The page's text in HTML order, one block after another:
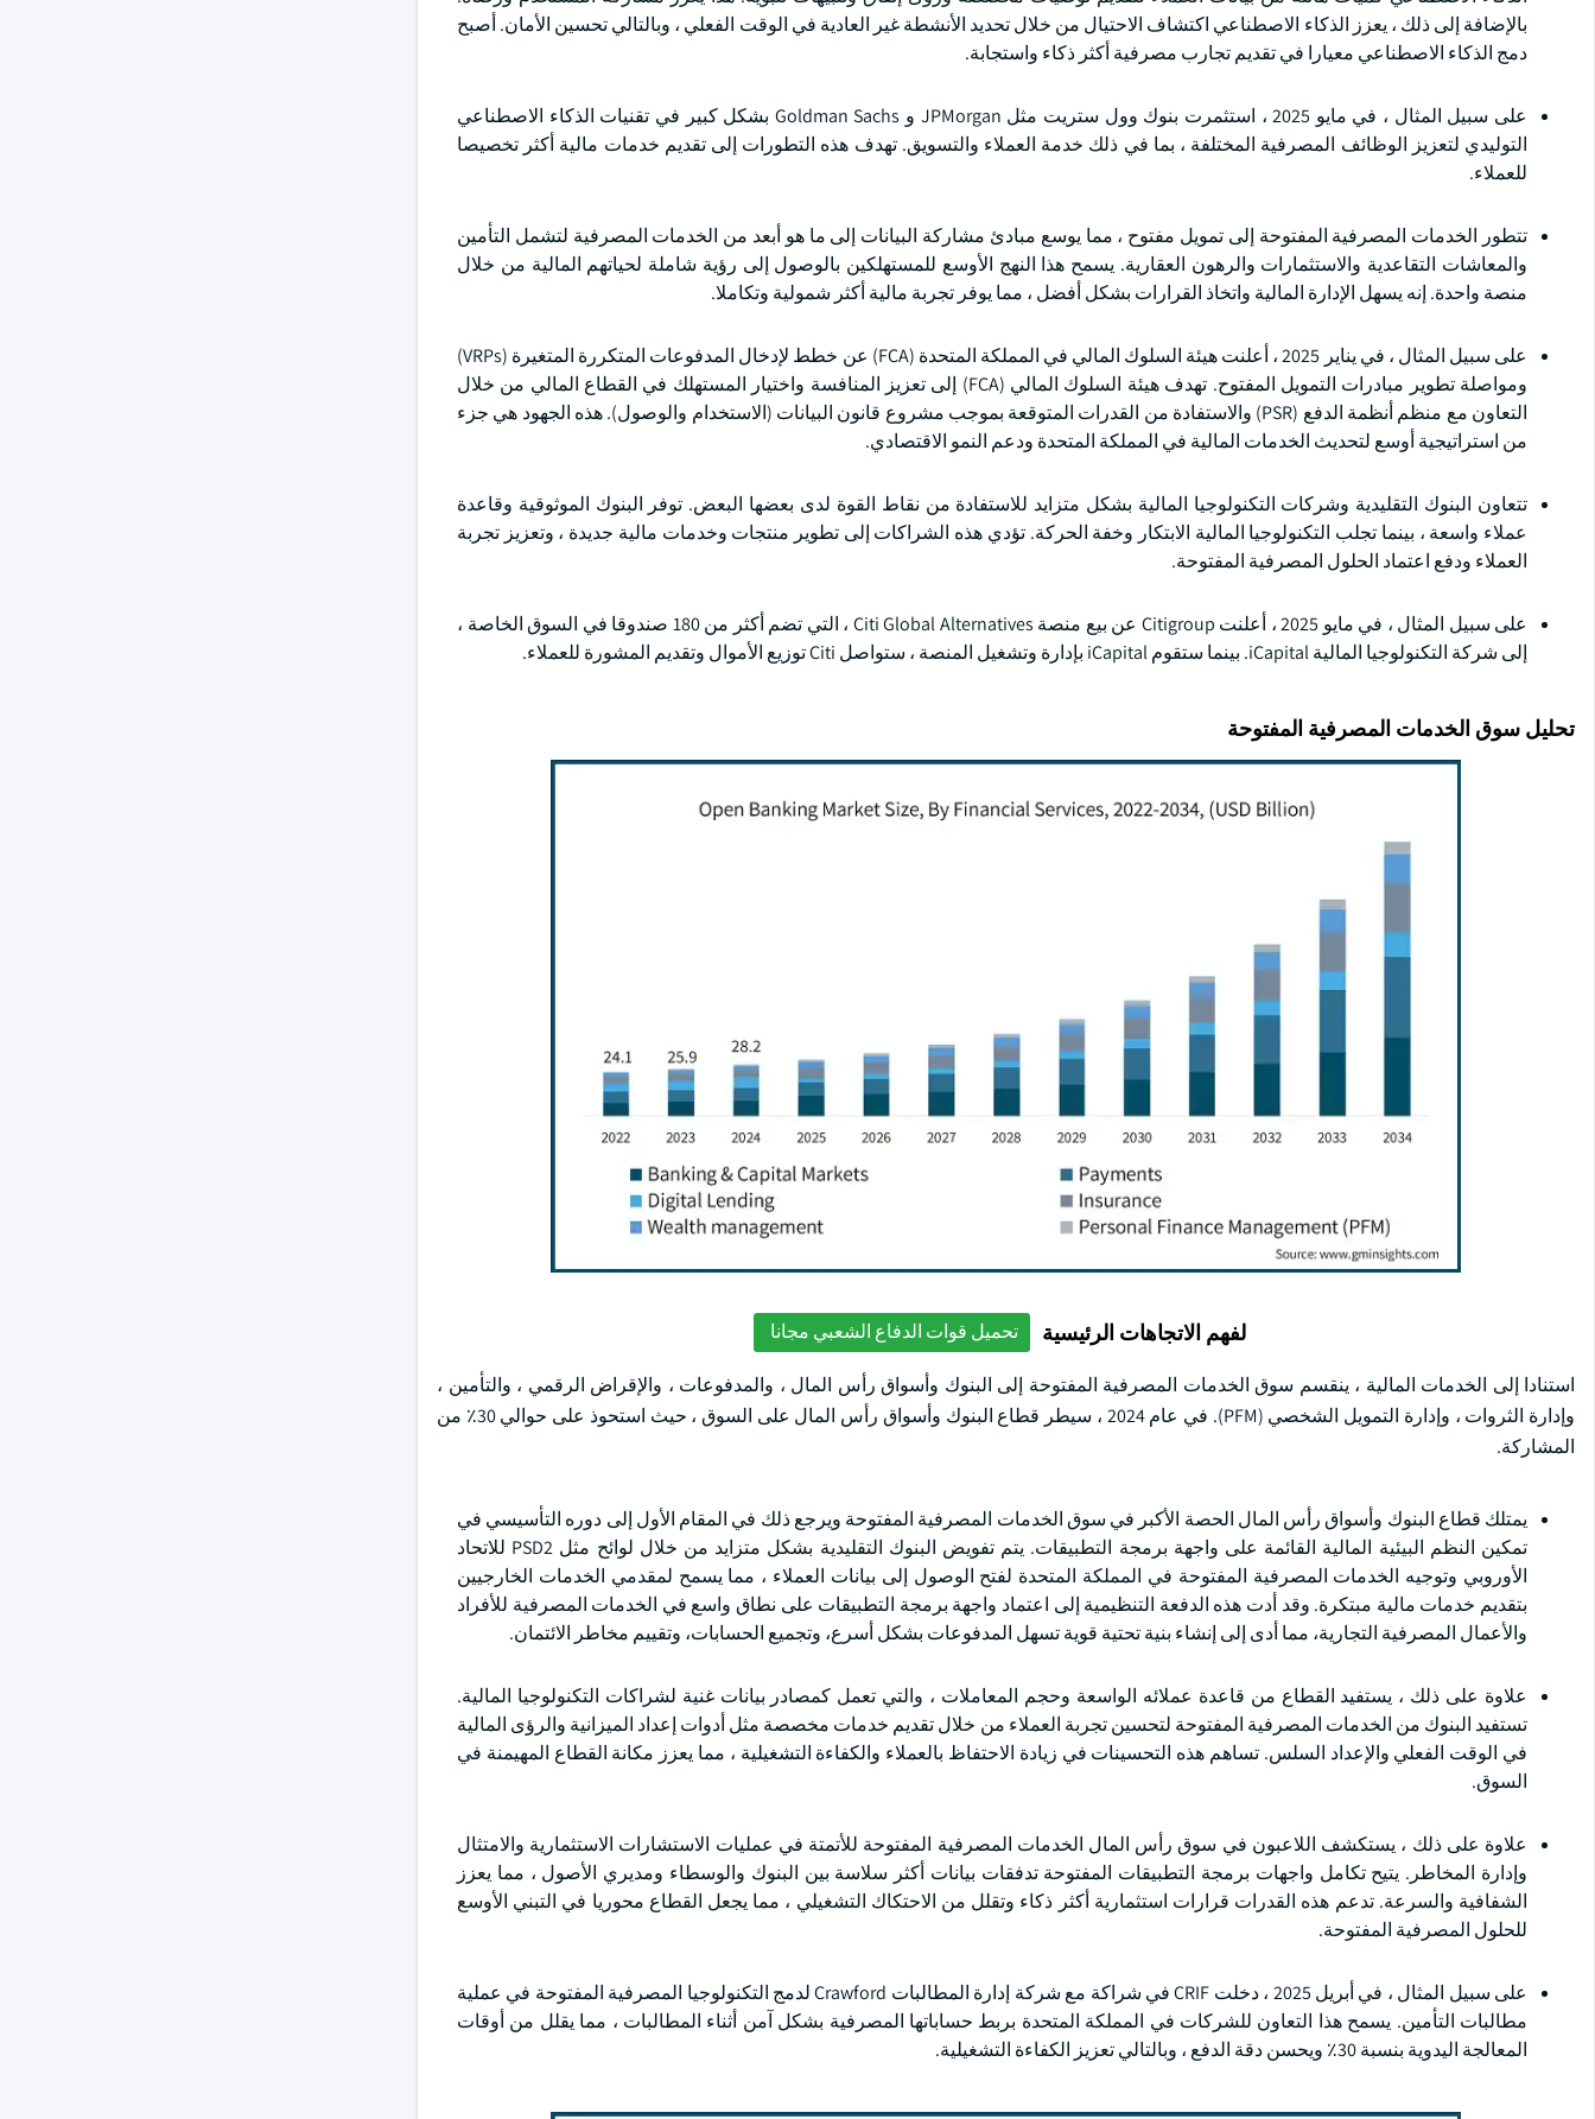
بالإضافة إلى ذلك ، يعزز الذكاء الاصطناعي اكتشاف الاحتيال من خلال تحديد الأنشطة غير العادية في الوقت الفعلي ، وبالتالي تحسين الأمان. أصبح
دمج الذكاء الاصطناعي معيارا في تقديم تجارب مصرفية أكثر ذكاء واستجابة.
على سبيل المثال ، في مايو 2025 ، استثمرت بنوك وول ستريت مثل JPMorgan و Goldman Sachs بشكل كبير في تقنيات الذكاء الاصطناعي
التوليدي لتعزيز الوظائف المصرفية المختلفة ، بما في ذلك خدمة العملاء والتسويق. تهدف هذه التطورات إلى تقديم خدمات مالية أكثر تخصيصا
للعملاء.
تتطور الخدمات المصرفية المفتوحة إلى تمويل مفتوح ، مما يوسع مبادئ مشاركة البيانات إلى ما هو أبعد من الخدمات المصرفية لتشمل التأمين
والمعاشات التقاعدية والاستثمارات والرهون العقارية. يسمح هذا النهج الأوسع للمستهلكين بالوصول إلى رؤية شاملة لحياتهم المالية من خلال
منصة واحدة. إنه يسهل الإدارة المالية واتخاذ القرارات بشكل أفضل ، مما يوفر تجربة مالية أكثر شمولية وتكاملا.
على سبيل المثال ، في يناير 2025 ، أعلنت هيئة السلوك المالي في المملكة المتحدة (FCA) عن خطط لإدخال المدفوعات المتكررة المتغيرة (VRPs)
ومواصلة تطوير مبادرات التمويل المفتوح. تهدف هيئة السلوك المالي (FCA) إلى تعزيز المنافسة واختيار المستهلك في القطاع المالي من خلال
التعاون مع منظم أنظمة الدفع (PSR) والاستفادة من القدرات المتوقعة بموجب مشروع قانون البيانات (الاستخدام والوصول). هذه الجهود هي جزء
من استراتيجية أوسع لتحديث الخدمات المالية في المملكة المتحدة ودعم النمو الاقتصادي.
تتعاون البنوك التقليدية وشركات التكنولوجيا المالية بشكل متزايد للاستفادة من نقاط القوة لدى بعضها البعض. توفر البنوك الموثوقية وقاعدة
عملاء واسعة ، بينما تجلب التكنولوجيا المالية الابتكار وخفة الحركة. تؤدي هذه الشراكات إلى تطوير منتجات وخدمات مالية جديدة ، وتعزيز تجربة
العملاء ودفع اعتماد الحلول المصرفية المفتوحة.
على سبيل المثال ، في مايو 2025 ، أعلنت Citigroup عن بيع منصة Citi Global Alternatives ، التي تضم أكثر من 180 صندوقا في السوق الخاصة ،
إلى شركة التكنولوجيا المالية iCapital. بينما ستقوم iCapital بإدارة وتشغيل المنصة ، ستواصل Citi توزيع الأموال وتقديم المشورة للعملاء.
تحليل سوق الخدمات المصرفية المفتوحة
لفهم الاتجاهات الرئيسية تحميل قوات الدفاع الشعبي مجانا
استنادا إلى الخدمات المالية ، ينقسم سوق الخدمات المصرفية المفتوحة إلى البنوك وأسواق رأس المال ، والمدفوعات ، والإقراض الرقمي ، والتأمين ،
وإدارة الثروات ، وإدارة التمويل الشخصي (PFM). في عام 2024 ، سيطر قطاع البنوك وأسواق رأس المال على السوق ، حيث استحوذ على حوالي 30٪ من
المشاركة.
يمتلك قطاع البنوك وأسواق رأس المال الحصة الأكبر في سوق الخدمات المصرفية المفتوحة ويرجع ذلك في المقام الأول إلى دوره التأسيسي في
تمكين النظم البيئية المالية القائمة على واجهة برمجة التطبيقات. يتم تفويض البنوك التقليدية بشكل متزايد من خلال لوائح مثل PSD2 للاتحاد
الأوروبي وتوجيه الخدمات المصرفية المفتوحة في المملكة المتحدة لفتح الوصول إلى بيانات العملاء ، مما يسمح لمقدمي الخدمات الخارجيين
بتقديم خدمات مالية مبتكرة. وقد أدت هذه الدفعة التنظيمية إلى اعتماد واجهة برمجة التطبيقات على نطاق واسع في الخدمات المصرفية للأفراد
والأعمال المصرفية التجارية، مما أدى إلى إنشاء بنية تحتية قوية تسهل المدفوعات بشكل أسرع، وتجميع الحسابات، وتقييم مخاطر الائتمان.
علاوة على ذلك ، يستفيد القطاع من قاعدة عملائه الواسعة وحجم المعاملات ، والتي تعمل كمصادر بيانات غنية لشراكات التكنولوجيا المالية.
تستفيد البنوك من الخدمات المصرفية المفتوحة لتحسين تجربة العملاء من خلال تقديم خدمات مخصصة مثل أدوات إعداد الميزانية والرؤى المالية
في الوقت الفعلي والإعداد السلس. تساهم هذه التحسينات في زيادة الاحتفاظ بالعملاء والكفاءة التشغيلية ، مما يعزز مكانة القطاع المهيمنة في
السوق.
علاوة على ذلك ، يستكشف اللاعبون في سوق رأس المال الخدمات المصرفية المفتوحة للأتمتة في عمليات الاستشارات الاستثمارية والامتثال
وإدارة المخاطر. يتيح تكامل واجهات برمجة التطبيقات المفتوحة تدفقات بيانات أكثر سلاسة بين البنوك والوسطاء ومديري الأصول ، مما يعزز
الشفافية والسرعة. تدعم هذه القدرات قرارات استثمارية أكثر ذكاء وتقلل من الاحتكاك التشغيلي ، مما يجعل القطاع محوريا في التبني الأوسع
للحلول المصرفية المفتوحة.
على سبيل المثال ، في أبريل 2025 ، دخلت CRIF في شراكة مع شركة إدارة المطالبات Crawford لدمج التكنولوجيا المصرفية المفتوحة في عملية
مطالبات التأمين. يسمح هذا التعاون للشركات في المملكة المتحدة بربط حساباتها المصرفية بشكل آمن أثناء المطالبات ، مما يقلل من أوقات
المعالجة اليدوية بنسبة 30٪ ويحسن دقة الدفع ، وبالتالي تعزيز الكفاءة التشغيلية.